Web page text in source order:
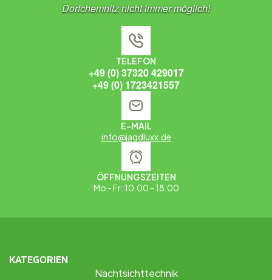
Dorfchemnitz nicht immer möglich!
TELEFON
+49 (0) 37320 429017
+49 (0) 1723421557
E-MAIL
info@jagdluxx.de
ÖFFNUNGSZEITEN
Mo - Fr: 10.00 - 18.00
KATEGORIEN
Nachtsichttechnik